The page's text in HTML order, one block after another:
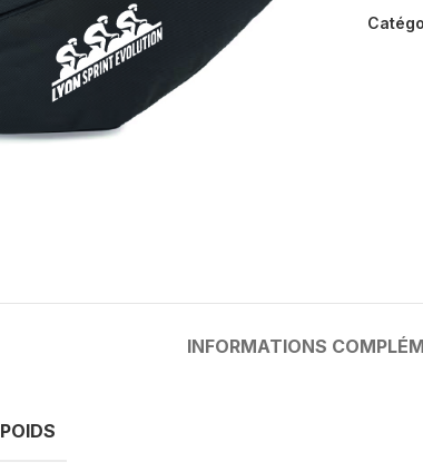
INFORMATIONS
POIDS